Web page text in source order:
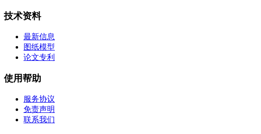
技术资料
最新信息
图纸模型
论文专利
使用帮助
服务协议
免责声明
联系我们